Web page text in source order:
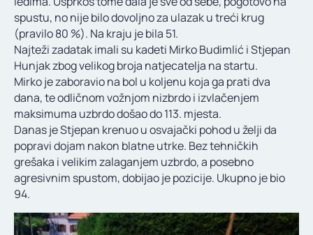
spustu, no nije bilo dovoljno za ulazak u treći krug
(pravilo 80 %). Na kraju je bila 51.
Najteži zadatak imali su kadeti Mirko Budimlić i Stjepan
Hunjak zbog velikog broja natjecatelja na startu.
Mirko je zaboravio na bol u koljenu koja ga prati dva
dana, te odličnom vožnjom nizbrdo i izvlačenjem
maksimuma uzbrdo došao do 113. mjesta.
Danas je Stjepan krenuo u osvajački pohod u želji da
popravi dojam nakon blatne utrke. Bez tehničkih
grešaka i velikim zalaganjem uzbrdo, a posebno
agresivnim spustom, dobijao je pozicije. Ukupno je bio
94.